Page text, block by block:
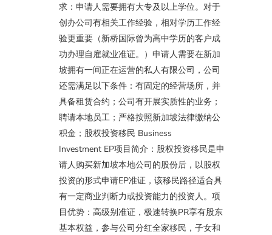
求：申请人需要拥有大专及以上学位。对于
创办公司有相关工作经验，相对学历工作经
验更重要（新桥国际曾为高中学历的客户成
功办理自雇就业准证。）申请人需要在新加
坡拥有一间正在运营的私人有限公司，公司
还需满足以下条件：有固定的经营场所，并
具备租赁合约；公司有开展实质性的业务；
聘请本地员工；严格按照新加坡法律缴纳公
积金；股权投资移民 Business
Investment EP项目简介：股权投资移民是申
请人购买新加坡本地公司的股份后，以股权
投资的形式申请EP准证，该移民路径适合具
有一定商业判断力或投资能力的投资人。项
目优势：高级别准证，极速转换PR享有股东
基本权益，参与公司分红全家移民，子女和